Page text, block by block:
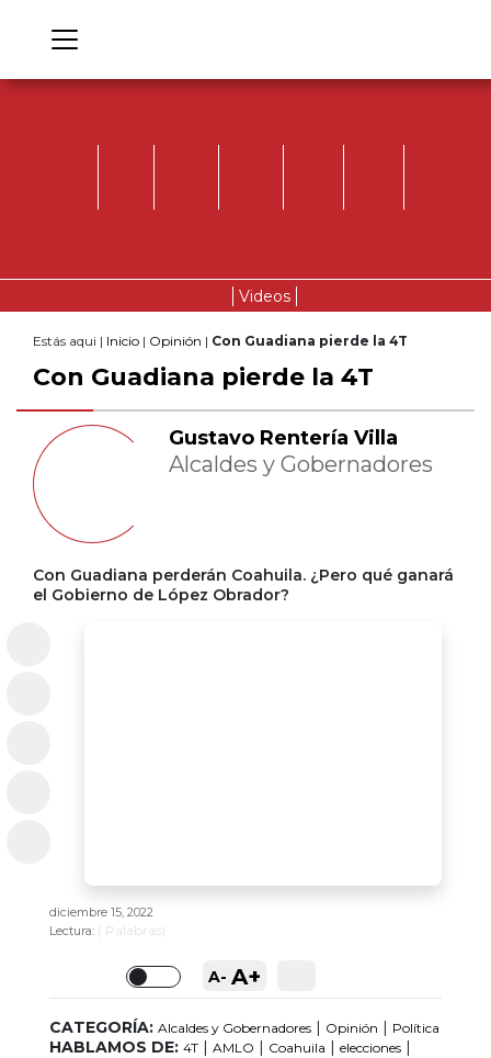
Videos
Estás aqui | Inicio | Opinión | Con Guadiana pierde la 4T
Con Guadiana pierde la 4T
Gustavo Rentería Villa
Alcaldes y Gobernadores
Con Guadiana perderán Coahuila. ¿Pero qué ganará
el Gobierno de López Obrador?
diciembre 15, 2022
Lectura: ( Palabras)
Toggle
A- A+
CATEGORÍA: Alcaldes y Gobernadores | Opinión | Política
HABLAMOS DE: 4T | AMLO | Coahuila | elecciones |